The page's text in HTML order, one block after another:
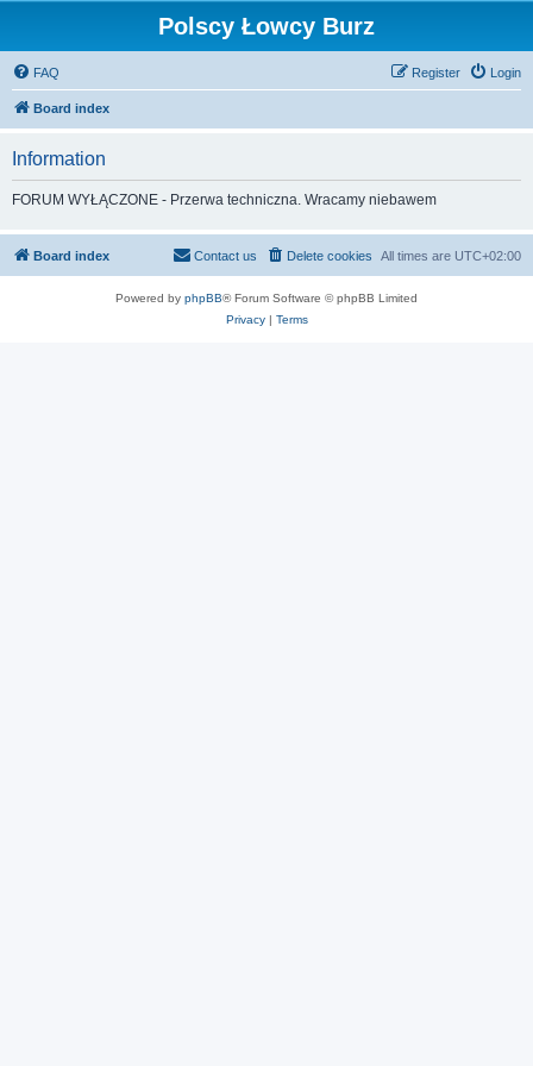
Polscy Łowcy Burz
FAQ Login
Register
Board index
Information
FORUM WYŁĄCZONE - Przerwa techniczna. Wracamy niebawem
Board index All times are UTC+02:00
Delete cookies
Contact us
Powered by phpBB® Forum Software © phpBB Limited
Privacy| Terms